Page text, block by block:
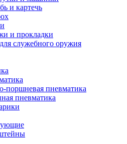
и картечь
и прокладки
служебного оружия
поршневая пневматика
пневматика